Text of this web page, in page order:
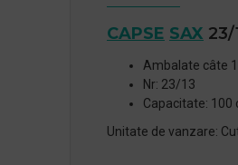
CAPSE SAX 23/
Ambalate câte
Nr: 23/13
Capacitate: 100
Unitate de vanzare: